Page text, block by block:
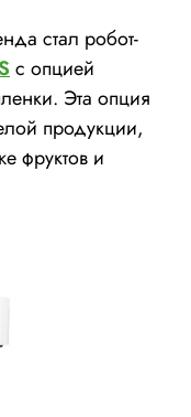
стал робот-
с опцией
Эта опция
продукции,
фруктов и